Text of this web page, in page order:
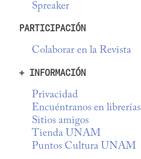
Spreaker
PARTICIPACIÓN
Colaborar en la Revista
+ INFORMACIÓN
Privacidad
Encuéntranos en librerías
Sitios amigos
Tienda UNAM
Puntos Cultura UNAM